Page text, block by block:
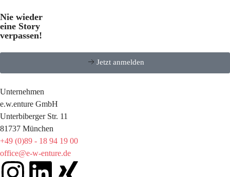
Nie wieder
eine Story
verpassen!
Jetzt anmelden
Unternehmen
e.w.enture GmbH
Unterbiberger Str. 11
81737 München
+49 (0)89 - 18 94 19 00
office@e-w-enture.de